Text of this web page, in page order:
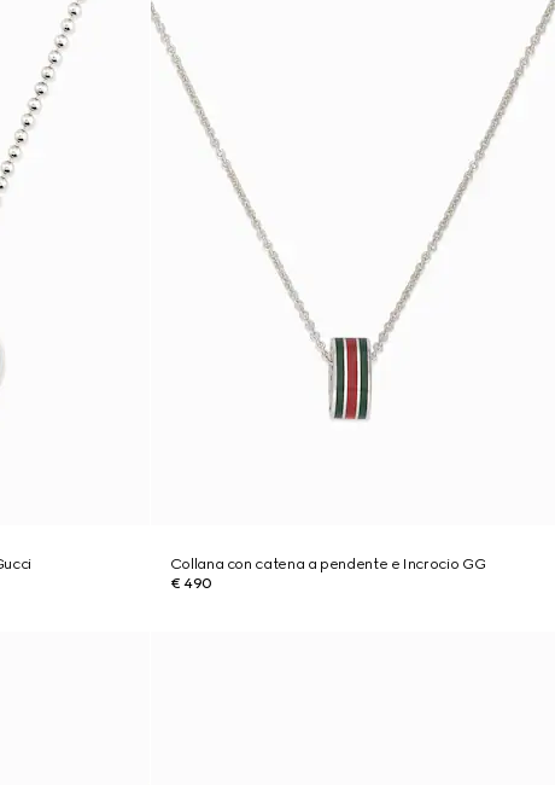
Collana con catena a pendente e Incrocio GG
€ 490